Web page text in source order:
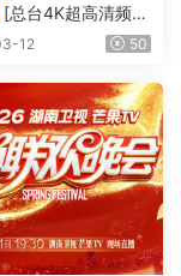
[总台4K超高清频道
广播电视总台元
12 50